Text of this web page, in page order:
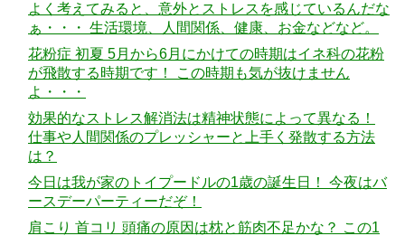
よく考えてみると、意外とストレスを感じているんだな
ぁ・・・ 生活環境、人間関係、健康、お金などなど。
花粉症 初夏 5月から6月にかけての時期はイネ科の花粉
が飛散する時期です！ この時期も気が抜けません
よ・・・
効果的なストレス解消法は精神状態によって異なる！
仕事や人間関係のプレッシャーと上手く発散する方法
は？
今日は我が家のトイプードルの1歳の誕生日！ 今夜はバ
ースデーパーティーだぞ！
肩こり 首コリ 頭痛の原因は枕と筋肉不足かな？ この1